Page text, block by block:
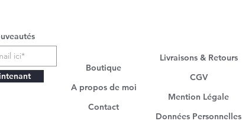
Boutique
A propos de moi
Contact
Livraisons & Retours
CGV
Mention Légale
Données Personnelles